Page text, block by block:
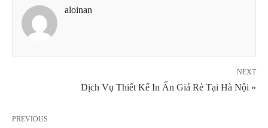
aloinan
NEXT
Dịch Vụ Thiết Kế In Ấn Giá Rẻ Tại Hà Nội »
PREVIOUS